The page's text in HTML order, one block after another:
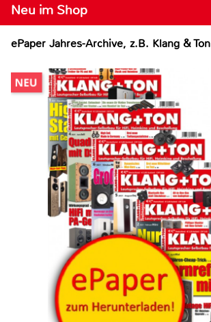
Neu im Shop
ePaper Jahres-Archive, z.B. Klang & Ton